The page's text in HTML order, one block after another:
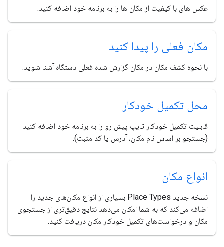
عکس های با کیفیت از مکان ها را به برنامه خود اضافه کنید.
مکان فعلی را پیدا کنید
با نحوه کشف مکان در مکان گزارش شده فعلی دستگاه آشنا شوید.
محل تکمیل خودکار
قابلیت تکمیل خودکار تایپ پیش رو را به برنامه خود اضافه کنید
(جستجو بر اساس نام مکان، آدرس یا کد مثبت).
انواع مکان
نسخه جدید Place Types بسیاری از انواع مکان‌های جدید را
اضافه می‌کند که به شما امکان می‌دهد نتایج دقیق‌تری از جستجوی
مکان و درخواست‌های تکمیل خودکار مکان دریافت کنید.